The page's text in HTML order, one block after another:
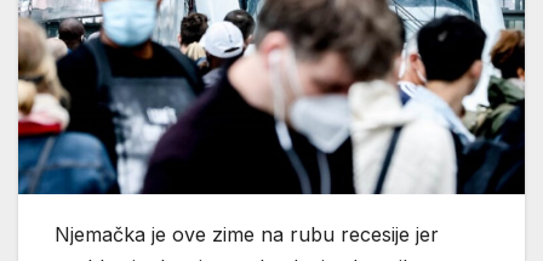
Njemačka je ove zime na rubu recesije jer